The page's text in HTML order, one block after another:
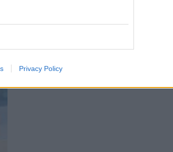
Privacy Policy